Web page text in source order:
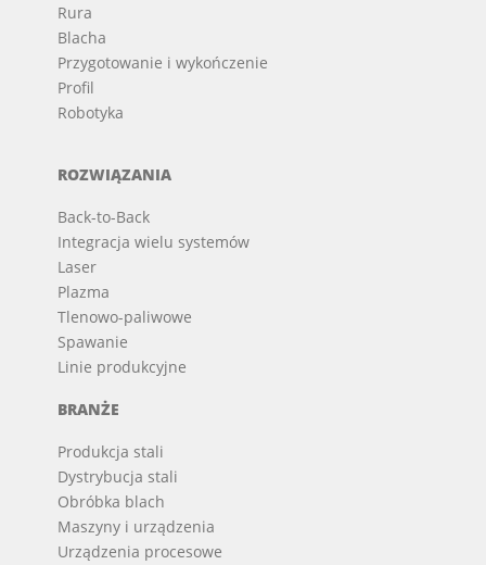
Rura
Blacha
Przygotowanie i wykończenie
Profil
Robotyka
ROZWIĄZANIA
Back-to-Back
Integracja wielu systemów
Laser
Plazma
Tlenowo-paliwowe
Spawanie
Linie produkcyjne
BRANŻE
Produkcja stali
Dystrybucja stali
Obróbka blach
Maszyny i urządzenia
Urządzenia procesowe